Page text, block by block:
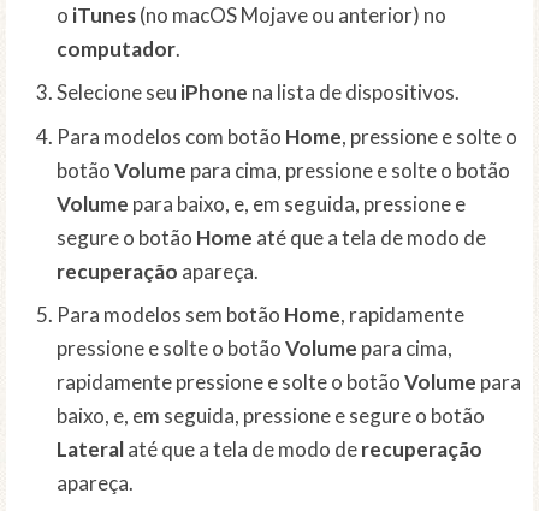
o iTunes(no macOS Mojave ou anterior) no
computador.
Selecione seu iPhone na lista de dispositivos.
Para modelos com botão Home, pressione e solte o
botãoVolume para cima, pressione e solte o botão
Volume para baixo, e, em seguida, pressione e
segure o botão Home até que a tela de modo de
recuperação apareça.
Para modelos sem botão Home, rapidamente
pressione e solte o botãoVolume para cima,
rapidamente pressione e solte o botãoVolume para
baixo, e, em seguida, pressione e segure o botão
Lateralaté que a tela de modo derecuperação
apareça.